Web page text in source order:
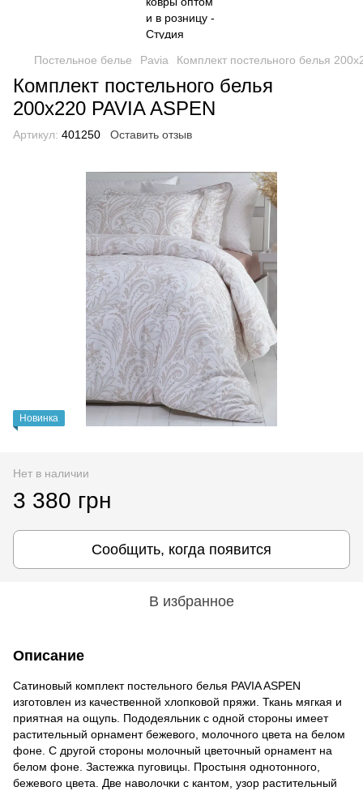
Постельное белье Pavia Комплект постельного белья
Комплект постельного белья
200x220 PAVIA ASPEN
Артикул: 401250 Оставить отзыв
Новинка
Нет в наличии
3 380 грн
Сообщить, когда появится
В избранное
Описание
Сатиновый комплект постельного белья PAVIA ASPEN
изготовлен из качественной хлопковой пряжи. Ткань мягкая и
приятная на ощупь. Пододеяльник с одной стороны имеет
растительный орнамент бежевого, молочного цвета на белом
фоне. С другой стороны молочный цветочный орнамент на
белом фоне. Застежка пуговицы. Простыня однотонного,
бежевого цвета. Две наволочки с кантом, узор растительный